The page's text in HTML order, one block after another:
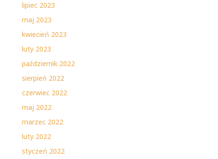
lipiec 2023
maj 2023
kwiecień 2023
luty 2023
październik 2022
sierpień 2022
czerwiec 2022
maj 2022
marzec 2022
luty 2022
styczeń 2022